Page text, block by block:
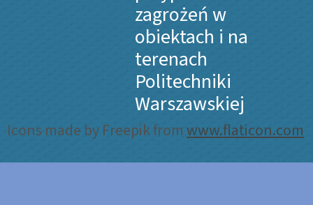
zagrożeń w
obiektach i na
terenach
Politechniki
Warszawskiej
Icons made by Freepik fromwww.flaticon.com